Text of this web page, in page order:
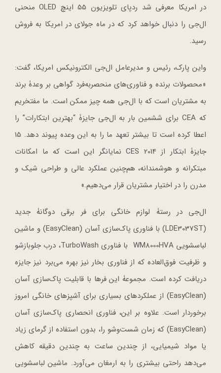
در امریکا معرفی شد ردپای تلویزیون 55 اینچ OLED منحنی
ال‌جی را دنبال خواهد کرد که در ماه جولای در امریکا به فروش
رسید.
واین پارک، رئیس و مدیرعامل ال‌جی الکترونیکس امریکا، گفت:
«محصولات برنده و فناوری‌های منحصربه‌فرد گواهی بر وعدۀ برند
به مشتریان است که با ال‌جی همه چیز ممکن است. ما مفتخریم
که CEA برای ششمین بار به ال‌جی جایزۀ “بهترین ابتکارات” را
اعطا کرده است تا بیشتر تعهد ما را به این وعده پیوند دهد. 15
جایزۀ ابتکار از CES 2014 نمایانگر این است که ما امکانات
مبتکرانه و هوشمندانه، هم‌چنین عملکرد عالی و طراحی شیک و
مدرن را در اختیار مشتریان قرار می‌دهیم.»
ال‌جی در رستۀ لوازم خانگی برای فر برقی دوگانۀ جدید
(LDE3037ST) با فناوری پاک‌سازی آسان (EasyClean) و ماشین
لباسشویی WM8000HVA با فناوری TurboWash، درب جلوبازشو
و ظرفیت فوق‌العاده که از فناوری بخار نیز بهره می‌برد نیز جایزه
دریافت کرده است. مجموعۀ این فرها با قابلیت پاک‌سازی آسان
(EasyClean) از عملکردهای بسیاری برای آشپزهای خانگی امروز
برخوردار است. علاوه بر این، فناوری انحصاری پاک‌سازی آسان
(EasyClean) که زمان شست‌وشو را، بدون استفاده از گرمای زیاد
یا مواد شیمیایی، از چندین ساعت به چندین دقیقه کاهش
می‌دهد راحتی بیشتری را به ارمغان می‌آورد. ماشین لباسشویی